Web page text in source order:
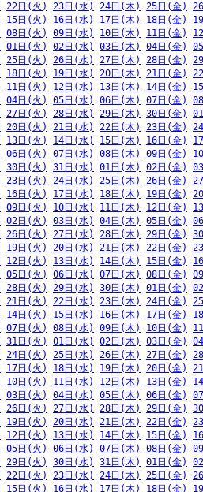
22日(火) 23日(水) 24日(木) 25日(金)
15日(火) 16日(水) 17日(木) 18日(金)
08日(火) 09日(水) 10日(木) 11日(金)
01日(火) 02日(水) 03日(木) 04日(金)
25日(火) 26日(水) 27日(木) 28日(金)
18日(火) 19日(水) 20日(木) 21日(金)
11日(火) 12日(水) 13日(木) 14日(金)
04日(火) 05日(水) 06日(木) 07日(金)
27日(火) 28日(水) 29日(木) 30日(金)
20日(火) 21日(水) 22日(木) 23日(金)
13日(火) 14日(水) 15日(木) 16日(金)
06日(火) 07日(水) 08日(木) 09日(金)
30日(火) 31日(水) 01日(木) 02日(金)
23日(火) 24日(水) 25日(木) 26日(金)
16日(火) 17日(水) 18日(木) 19日(金)
09日(火) 10日(水) 11日(木) 12日(金)
02日(火) 03日(水) 04日(木) 05日(金)
26日(火) 27日(水) 28日(木) 29日(金)
19日(火) 20日(水) 21日(木) 22日(金)
12日(火) 13日(水) 14日(木) 15日(金)
05日(火) 06日(水) 07日(木) 08日(金)
28日(火) 29日(水) 30日(木) 01日(金)
21日(火) 22日(水) 23日(木) 24日(金)
14日(火) 15日(水) 16日(木) 17日(金)
07日(火) 08日(水) 09日(木) 10日(金)
31日(火) 01日(水) 02日(木) 03日(金)
24日(火) 25日(水) 26日(木) 27日(金)
17日(火) 18日(水) 19日(木) 20日(金)
10日(火) 11日(水) 12日(木) 13日(金)
03日(火) 04日(水) 05日(木) 06日(金)
26日(火) 27日(水) 28日(木) 29日(金)
19日(火) 20日(水) 21日(木) 22日(金)
12日(火) 13日(水) 14日(木) 15日(金)
05日(火) 06日(水) 07日(木) 08日(金)
29日(火) 30日(水) 31日(木) 01日(金)
22日(火) 23日(水) 24日(木) 25日(金)
15日(火) 16日(水) 17日(木) 18日(金)